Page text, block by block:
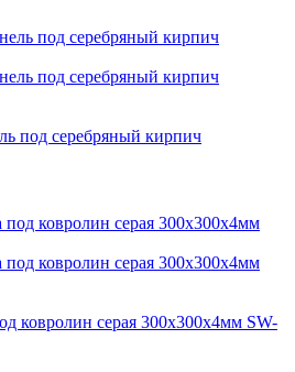
под серебряный кирпич
ковролин серая 300х300х4мм SW-